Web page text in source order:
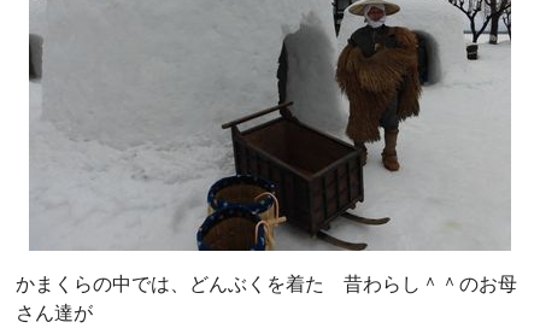
かまくらの中では、どんぶくを着た 昔わらし＾＾のお母
さん達が